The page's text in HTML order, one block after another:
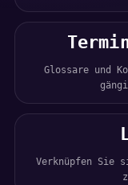
Glossare und
Verknüpfen Sie